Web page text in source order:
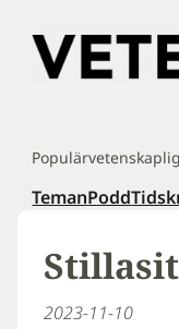
innehåll
TemanPodd
2023-11-10